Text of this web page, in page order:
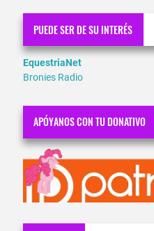
PUEDE SER DE SU INTERÉS
EquestriaNet
Bronies Radio
APÓYANOS CON TU DONATIVO